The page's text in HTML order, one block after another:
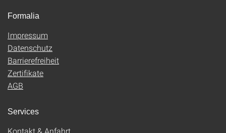
Formalia
Impressum
Datenschutz
Barrierefreiheit
Zertifikate
AGB
Services
Kontakt & Anfahrt